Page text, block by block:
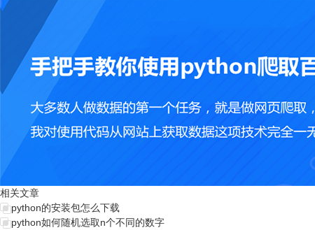
相关文章
python的安装包怎么下载
python如何随机选取n个不同的数字